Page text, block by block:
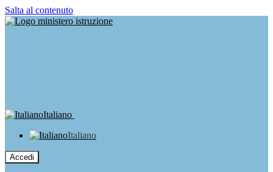
Salta al contenuto
Italiano
Italiano
Accedi